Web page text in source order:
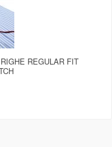
REGULAR FIT